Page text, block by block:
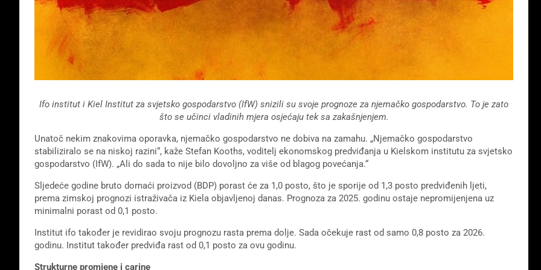
Ifo institut i Kiel Institut za svjetsko gospodarstvo (IfW) snizili su svoje prognoze za njemačko gospodarstvo. To je zato
što se učinci vladinih mjera osjećaju tek sa zakašnjenjem.
Unatoč nekim znakovima oporavka, njemačko gospodarstvo ne dobiva na zamahu. „Njemačko gospodarstvo
stabiliziralo se na niskoj razini“, kaže Stefan Kooths, voditelj ekonomskog predviđanja u Kielskom institutu za svjetsko
gospodarstvo (IfW). „Ali do sada to nije bilo dovoljno za više od blagog povećanja.“
Sljedeće godine bruto domaći proizvod (BDP) porast će za 1,0 posto, što je sporije od 1,3 posto predviđenih ljeti,
prema zimskoj prognozi istraživača iz Kiela objavljenoj danas. Prognoza za 2025. godinu ostaje nepromijenjena uz
minimalni porast od 0,1 posto.
Institut ifo također je revidirao svoju prognozu rasta prema dolje. Sada očekuje rast od samo 0,8 posto za 2026.
godinu. Institut također predviđa rast od 0,1 posto za ovu godinu.
Strukturne promjene i carine